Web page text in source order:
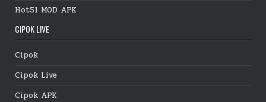
Hot51 MOD APK
CIPOK LIVE
Cipok
Cipok Live
Cipok APK